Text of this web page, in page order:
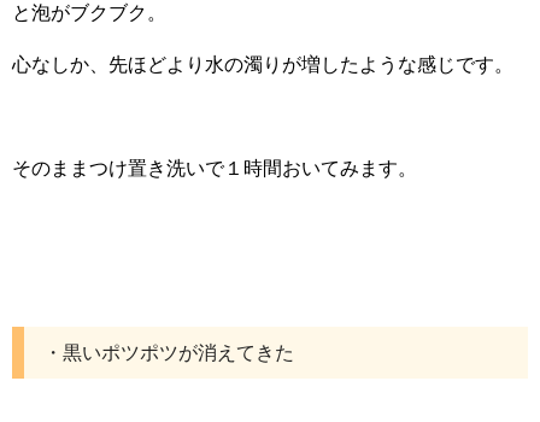
と泡がブクブク。
心なしか、先ほどより水の濁りが増したような感じです。
そのままつけ置き洗いで１時間おいてみます。
・黒いポツポツが消えてきた